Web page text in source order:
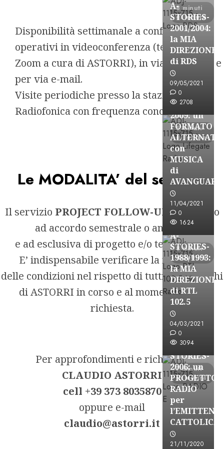
Disponibilità settimanale a confronti
operativi in videoconferenza (tecnologia
Zoom a cura di ASTORRI), in via telefonica e
per via e-mail.
Visite periodiche presso la stazione
Radiofonica con frequenza concordabile.
Le MODALITA’ del servizio
Il servizio PROJECT FOLLOW-UP è soggetto
ad accordo semestrale o annuale
e ad esclusiva di progetto e/o territoriale.
E’ indispensabile verificare la fattibilità
delle condizioni nel rispetto di tutti gli incarichi
di ASTORRI in corso e al momento della
richiesta.
Per approfondimenti e richieste:
CLAUDIO ASTORRI
cell +39 373 8035870
oppure e-mail
claudio@astorri.it
8 minuti
di lettura
A-
STORIES-
2001/2004:
la MIA
DIREZIONE
di RDS
09/05/2021
0
2708
5 minuti
di lettura
A-Stories
Formazione
FREE
A-
STORIES-
2009: un
FORMATO
con
MUSICA
di
11/04/2021
0
1624
8 minuti
di lettura
A-Stories
Formazione
FREE
A-
STORIES-
1988/1993:
la MIA
DIREZIONE
di RTL
102.5
04/03/2021
0
3094
7 minuti
di lettura
A-Stories
Formazione
FREE
A-
STORIES-
2006: un
PROGETTO
RADIO
per
CATTOLICA
21/11/2020
A-Stories
Formazione